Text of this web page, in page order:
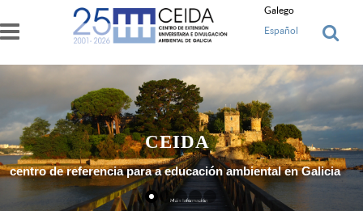
Ir o contido principal
Galego
Español
centro de referencia para a educación ambiental en Galicia
Máis Información
CEIDA